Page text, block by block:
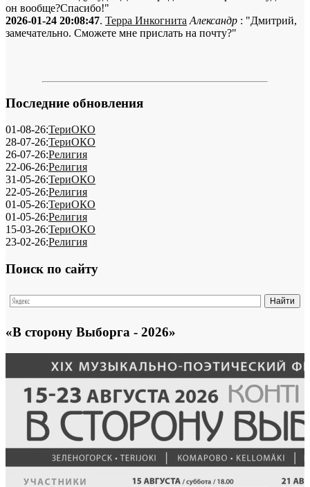
он вообще?Спасибо!"
2026-01-24 20:08:47. Терра Инкогнита Александр : "Дмитрий,
замечательно. Сможете мне прислать на почту?"
Последние обновления
01-08-26:ТериОКО
28-07-26:ТериОКО
26-07-26:Религия
22-06-26:Религия
31-05-26:ТериОКО
22-05-26:Религия
01-05-26:ТериОКО
01-05-26:Религия
15-03-26:ТериОКО
23-02-26:Религия
Поиск по сайту
«В сторону Выборга - 2026»